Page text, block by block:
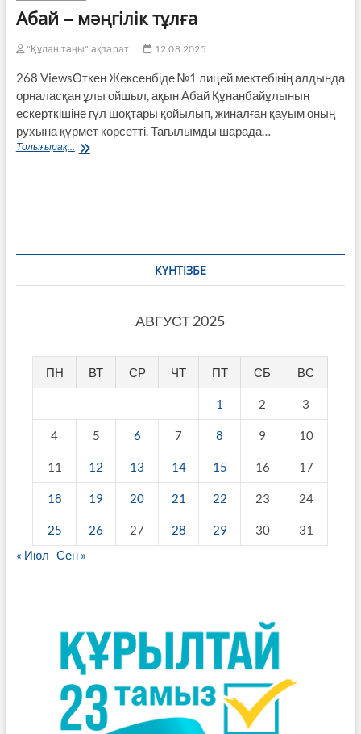
өрт
қауіпсіздігі
Абай – мәңгілік тұлға
"Құлан таңы" ақпарат. 12.08.2025
268 ViewsӨткен Жексенбіде №1 лицей мектебінің алдында
орналасқан ұлы ойшыл, ақын Абай Құнанбайұлының
ескерткішіне гүл шоқтары қойылып, жиналған қауым оның
рухына құрмет көрсетті. Тағылымды шарада…
Толығырақ... Абай
КҮНТІЗБЕ
АВГУСТ 2025
ПН ВТ СР ЧТ ПТ СБ ВС
1 2 3
4 5 6 7 8 9 10
11 12 13 14 15 16 17
18 19 20 21 22 23 24
25 26 27 28 29 30
31
« Июл Сен »